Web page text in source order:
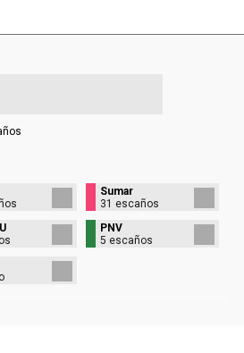
Sumar
31 escaños
PNV
5 escaños